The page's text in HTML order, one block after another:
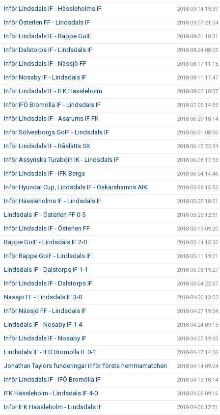
Inför Lindsdals IF - Hässleholms IF 2018-09-14 19:37
Inför Österlen FF - Lindsdals IF 2018-09-07 21:04
Inför Lindsdals IF - Räppe GoIF 2018-08-31 18:01
Inför Dalstorps IF - Lindsdals IF 2018-08-24 08:25
Inför Lindsdals IF - Nässjö FF 2018-08-17 11:15
Inför Nosaby IF - Lindsdals IF 2018-08-11 17:47
Inför Lindsdals IF - IFK Hässleholm 2018-08-03 18:57
Inför IFÖ Bromölla IF - Lindsdals IF 2018-07-05 14:55
Inför Lindsdals IF - Asarums IF FK 2018-06-29 18:14
Inför Sölvesborgs GoIF - Lindsdals IF 2018-06-21 08:56
Inför Lindsdals IF - Råslätts SK 2018-06-15 22:34
Inför Assyriska Turabdin IK - Lindsdals IF 2018-06-08 17:53
Inför Lindsdals IF - IFK Berga 2018-06-04 14:46
Inför Hyundai Cup, Lindsdals IF - Oskarshamns AIK 2018-05-28 15:55
Inför Hässleholms IF - Lindsdals IF 2018-05-25 18:51
Lindsdals IF - Österlen FF 0-5 2018-05-23 12:51
Inför Lindsdals IF - Österlen FF 2018-05-19 09:20
Räppe GoIF - Lindsdals IF 2-0 2018-05-14 15:32
Inför Räppe GoIF - Lindsdals IF 2018-05-11 19:31
Lindsdals IF - Dalstorps IF 1-1 2018-05-08 19:27
Inför Lindsdals IF - Dalstorps IF 2018-05-04 22:57
Nässjö FF - Lindsdals IF 3-0 2018-04-30 13:03
Inför Nässjö FF - Lindsdals IF 2018-04-27 19:24
Lindsdals IF - Nosaby IF 1-4 2018-04-24 09:15
Inför Lindsdals IF - Nosaby IF 2018-04-20 19:33
Lindsdals IF - IFÖ Bromölla IF 0-1 2018-04-17 14:36
Jonathan Taylors funderingar inför första hemmamatchen 2018-04-14 09:04
Inför Lindsdals IF - IFÖ Bromölla IF 2018-04-13 18:14
IFK Hässleholm - Lindsdals IF 4-0 2018-04-09 09:16
Inför IFK Hässleholm - Lindsdals IF 2018-04-06 12:51